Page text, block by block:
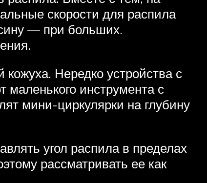
скорости для распила
— при больших.
Нередко устройства с
маленького инструмента с
мини-циркулярки на глубину
угол распила в пределах
рассматривать ее как